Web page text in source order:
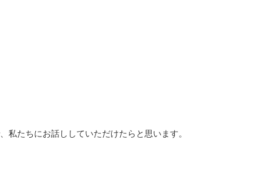
たちにお話ししていただけたらと思います。